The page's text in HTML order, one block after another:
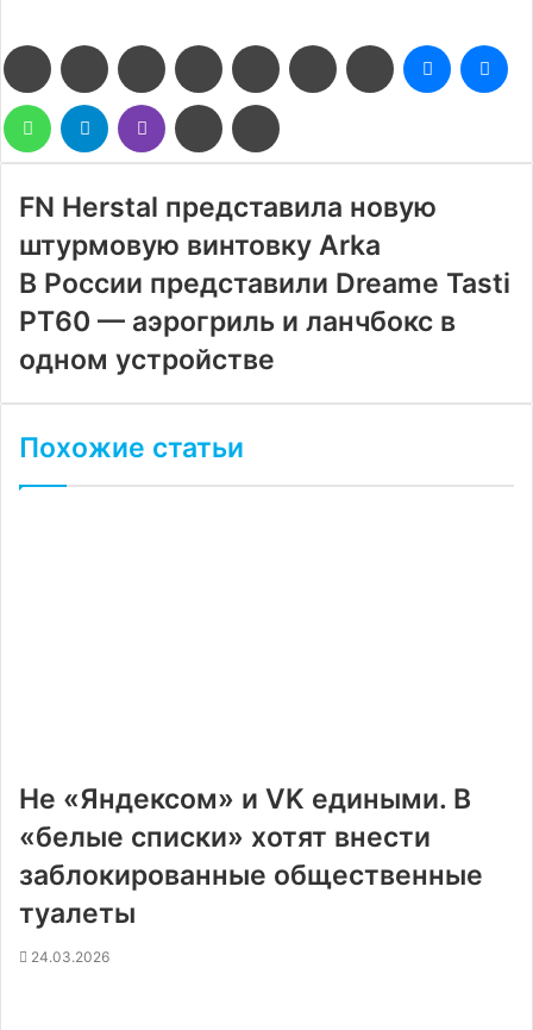
FacebookTwitter LinkedIn Pinterest Reddit ВконтактеОдноклассники
Messenger
WhatsAppTelegram Viber
Поделиться
через
электронную
FN Herstal представила новую
штурмовую винтовку Arka
В России представили Dreame Tasti
PT60 — аэрогриль и ланчбокс в
одном устройстве
Похожие статьи
Не «Яндексом» и VK едиными. В
«белые списки» хотят внести
заблокированные общественные
туалеты
24.03.2026